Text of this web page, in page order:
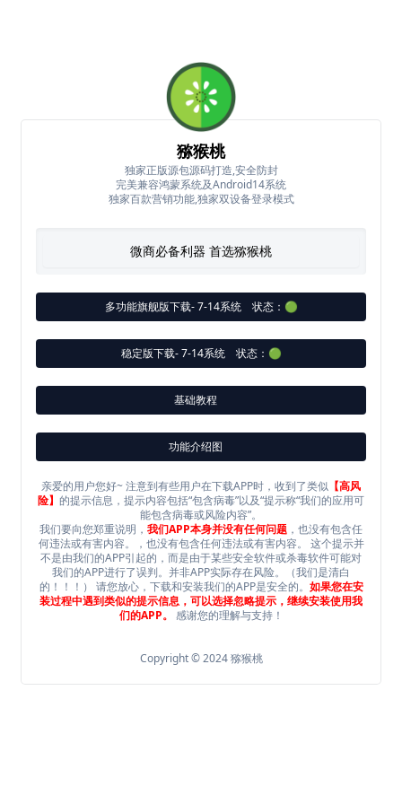
猕猴桃
独家正版源包源码打造,安全防封
完美兼容鸿蒙系统及Android14系统
独家百款营销功能,独家双设备登录模式
微商必备利器 首选猕猴桃
多功能旗舰版下载- 7-14系统 状态：🟢
稳定版下载- 7-14系统 状态：🟢
基础教程
功能介绍图
亲爱的用户您好~ 注意到有些用户在下载APP时，收到了类似 【高风
险】 的提示信息，提示内容包括“包含病毒”以及“提示称“我们的应用可
能包含病毒或风险内容”。
我们要向您郑重说明， 我们APP本身并没有任何问题 ，也没有包含任
何违法或有害内容。，也没有包含任何违法或有害内容。 这个提示并
不是由我们的APP引起的，而是由于某些安全软件或杀毒软件可能对
我们的APP进行了误判。并非APP实际存在风险。（我们是清白
的！！！） 请您放心，下载和安装我们的APP是安全的。 如果您在安
装过程中遇到类似的提示信息，可以选择忽略提示，继续安装使用我
们的APP。 感谢您的理解与支持！
Copyright © 2024 猕猴桃